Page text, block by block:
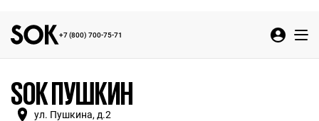
+7 (800) 700-75-71
SOK ПУШКИН
ул. Пушкина, д.2